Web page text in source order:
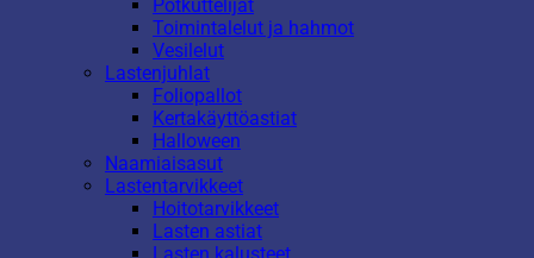
Potkuttelijat
Toimintalelut ja hahmot
Vesilelut
Lastenjuhlat
Foliopallot
Kertakäyttöastiat
Halloween
Naamiaisasut
Lastentarvikkeet
Hoitotarvikkeet
Lasten astiat